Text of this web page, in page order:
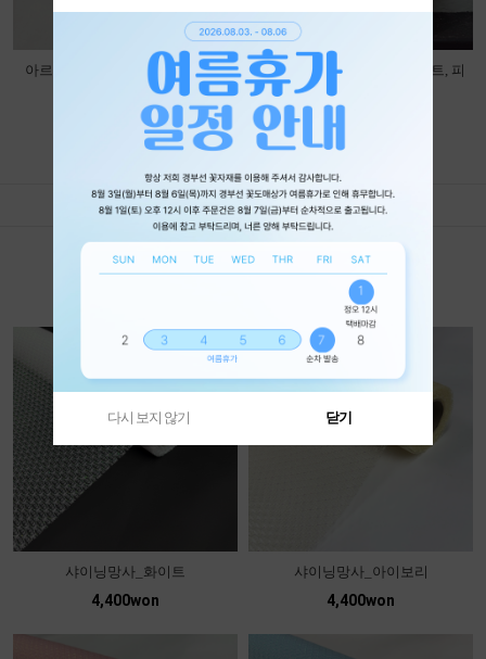
아르떼비누장미(50송이)_연하늘
12,500won
원형 캐리어 소 10개입 (화이트, 피
more 1 / 8
특별 상품
가장 인기있는 제품을 만나 보세요
샤이닝망사_화이트
4,400won
샤이닝망사_아이보리
4,400won
다시 보지 않기 닫기